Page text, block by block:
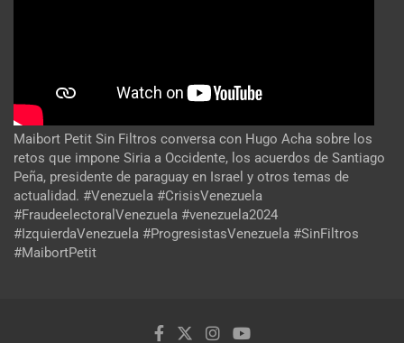
Maibort Petit Sin Filtros conversa con Hugo Acha sobre los
retos que impone Siria a Occidente, los acuerdos de Santiago
Peña, presidente de paraguay en Israel y otros temas de
actualidad. #Venezuela #CrisisVenezuela
#FraudeelectoralVenezuela #venezuela2024
#IzquierdaVenezuela #ProgresistasVenezuela #SinFiltros
#MaibortPetit